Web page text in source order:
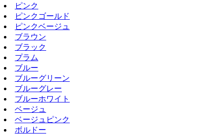
ピンク
ピンクゴールド
ピンクベージュ
ブラウン
ブラック
プラム
ブルー
ブルーグリーン
ブルーグレー
ブルーホワイト
ベージュ
ベージュピンク
ボルドー